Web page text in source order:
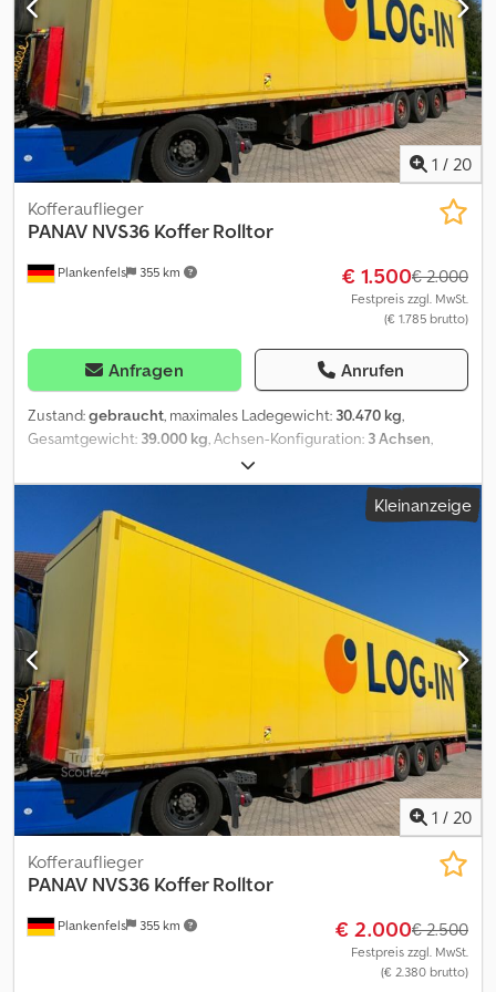
1 / 20
Plankenfels 355 km
Kofferauflieger
PANAV NVS36 Koffer Rolltor
€ 1.500€ 2.000
Festpreis zzgl. MwSt.
(€ 1.785 brutto)
Anfragen Anrufen
Zustand:gebraucht, maximales Ladegewicht: 30.470 kg,
Gesamtgewicht: 39.000 kg, Achsen-Konfiguration: 3 Achsen,
, Ausstattung:
Auflieger Nutzlast 30.470 kg Dodpfx Ansu Ddviekskr Bereifung
385/55 R 22,5 BPW Achsen Palettenkasten Unterfahrschutz
mehrere Stück vorhanden ! / some pieces available ! Bilder sind
Beispielbilder ! / Pictures are example pictures !
Kleinanzeige
1 / 20
Plankenfels 355 km
Kofferauflieger
PANAV NVS36 Koffer Rolltor
€ 2.000€ 2.500
Festpreis zzgl. MwSt.
(€ 2.380 brutto)